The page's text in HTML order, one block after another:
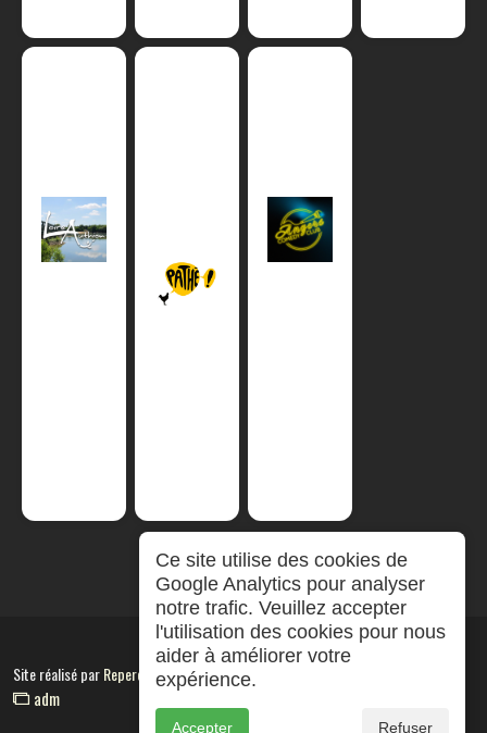
Site réalisé parRepereCom
adm
Ce site utilise des cookies de
Google Analytics pour analyser
notre trafic. Veuillez accepter
l'utilisation des cookies pour nous
aider à améliorer votre
expérience.
Accepter Refuser